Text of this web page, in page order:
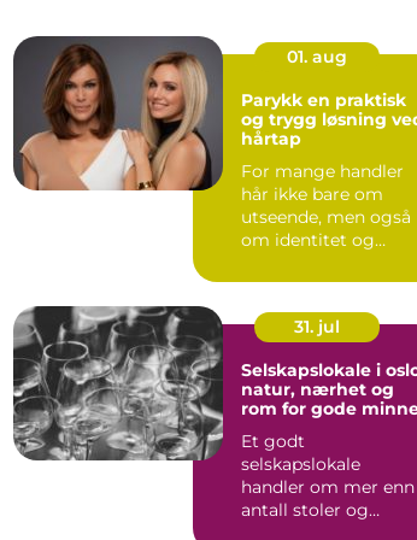
01. aug
Parykk en praktisk
og trygg løsning
hårtap
For mange handler
hår ikke bare om
utseende, men også
om identitet og
Når håre...
31. jul
Selskapslokale i
natur, nærhet og
rom for gode
Et godt
selskapslokale
handler om mer enn
antall stoler og